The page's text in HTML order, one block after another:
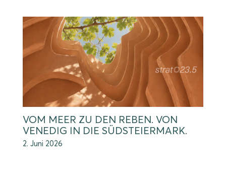
VOM MEER ZU DEN REBEN. VON
VENEDIG IN DIE SÜDSTEIERMARK.
2. Juni 2026